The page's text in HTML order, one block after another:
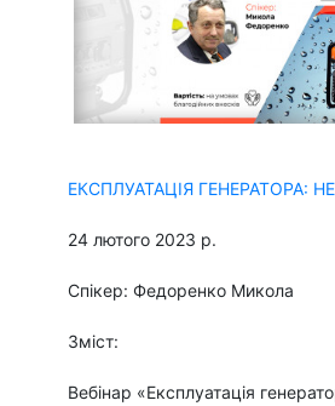
ЕКСПЛУАТАЦІЯ ГЕНЕРАТОРА:
24 лютого 2023 р.
Спікер: Федоренко Микола
Зміст:
Вебінар «Експлуатація